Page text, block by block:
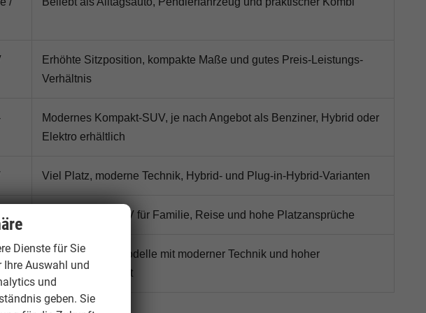
Erhöhte Sitzposition, kompakte Maße und gutes Preis-Leistungs-
Verhältnis
Modernes Kompakt-SUV, je nach Angebot als Benziner, Hybrid oder
Elektro erhältlich
Viel Platz, moderne Technik, Hybrid- und Plug-in-Hybrid-Varianten
Komfortables SUV für Familie, Reise und hohe Platzansprüche
Vollelektrische Modelle mit moderner Technik und hoher
Alltagstauglichkeit
Dienste für Sie
Auswahl und
und
geben. Sie